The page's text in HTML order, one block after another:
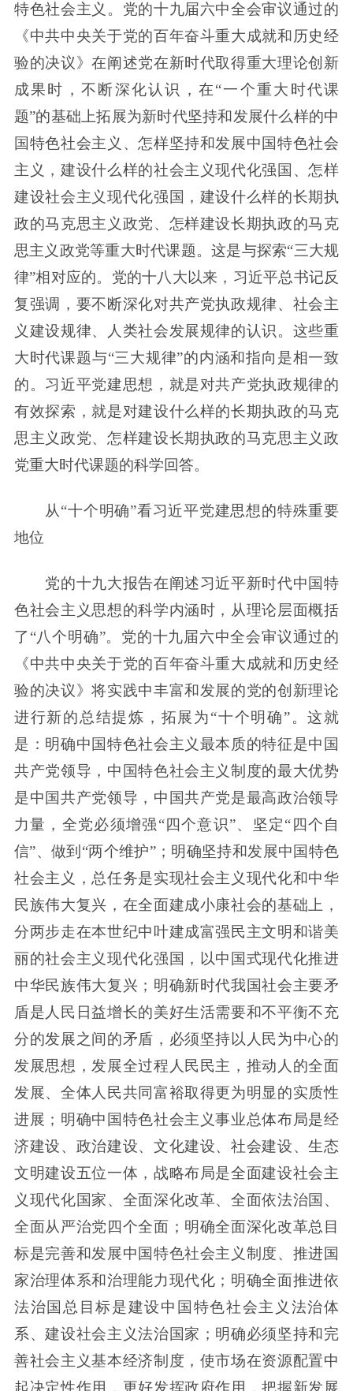
特色社会主义。党的十九届六中全会审议通过的
《中共中央关于党的百年奋斗重大成就和历史经
验的决议》在阐述党在新时代取得重大理论创新
成果时，不断深化认识，在“一个重大时代课
题”的基础上拓展为新时代坚持和发展什么样的中
国特色社会主义、怎样坚持和发展中国特色社会
主义，建设什么样的社会主义现代化强国、怎样
建设社会主义现代化强国，建设什么样的长期执
政的马克思主义政党、怎样建设长期执政的马克
思主义政党等重大时代课题。这是与探索“三大规
律”相对应的。党的十八大以来，习近平总书记反
复强调，要不断深化对共产党执政规律、社会主
义建设规律、人类社会发展规律的认识。这些重
大时代课题与“三大规律”的内涵和指向是相一致
的。习近平党建思想，就是对共产党执政规律的
有效探索，就是对建设什么样的长期执政的马克
思主义政党、怎样建设长期执政的马克思主义政
党重大时代课题的科学回答。
从“十个明确”看习近平党建思想的特殊重要
地位
党的十九大报告在阐述习近平新时代中国特
色社会主义思想的科学内涵时，从理论层面概括
了“八个明确”。党的十九届六中全会审议通过的
《中共中央关于党的百年奋斗重大成就和历史经
验的决议》将实践中丰富和发展的党的创新理论
进行新的总结提炼，拓展为“十个明确”。这就
是：明确中国特色社会主义最本质的特征是中国
共产党领导，中国特色社会主义制度的最大优势
是中国共产党领导，中国共产党是最高政治领导
力量，全党必须增强“四个意识”、坚定“四个自
信”、做到“两个维护”；明确坚持和发展中国特色
社会主义，总任务是实现社会主义现代化和中华
民族伟大复兴，在全面建成小康社会的基础上，
分两步走在本世纪中叶建成富强民主文明和谐美
丽的社会主义现代化强国，以中国式现代化推进
中华民族伟大复兴；明确新时代我国社会主要矛
盾是人民日益增长的美好生活需要和不平衡不充
分的发展之间的矛盾，必须坚持以人民为中心的
发展思想，发展全过程人民民主，推动人的全面
发展、全体人民共同富裕取得更为明显的实质性
进展；明确中国特色社会主义事业总体布局是经
济建设、政治建设、文化建设、社会建设、生态
文明建设五位一体，战略布局是全面建设社会主
义现代化国家、全面深化改革、全面依法治国、
全面从严治党四个全面；明确全面深化改革总目
标是完善和发展中国特色社会主义制度、推进国
家治理体系和治理能力现代化；明确全面推进依
法治国总目标是建设中国特色社会主义法治体
系、建设社会主义法治国家；明确必须坚持和完
善社会主义基本经济制度，使市场在资源配置中
起决定性作用，更好发挥政府作用，把握新发展